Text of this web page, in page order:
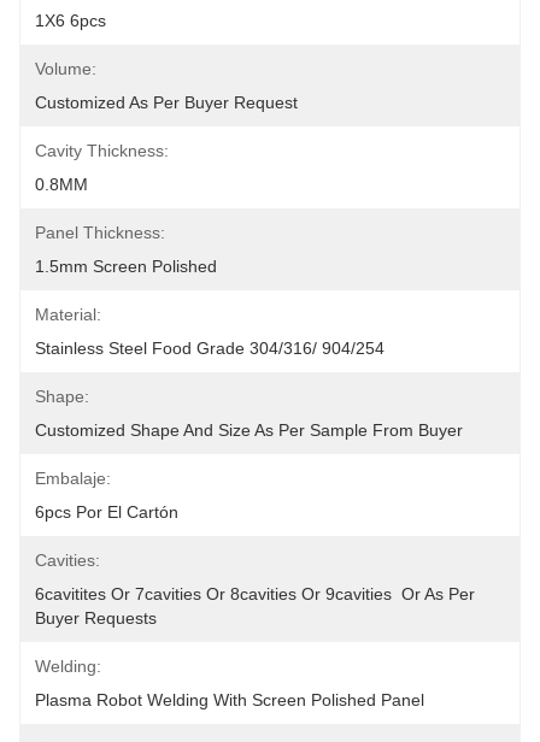
1X6 6pcs
Volume:
Customized As Per Buyer Request
Cavity Thickness:
0.8MM
Panel Thickness:
1.5mm Screen Polished
Material:
Stainless Steel Food Grade 304/316/ 904/254
Shape:
Customized Shape And Size As Per Sample From Buyer
Embalaje:
6pcs Por El Cartón
Cavities:
6cavitites Or 7cavities Or 8cavities Or 9cavities  Or As Per
Buyer Requests
Welding:
Plasma Robot Welding With Screen Polished Panel